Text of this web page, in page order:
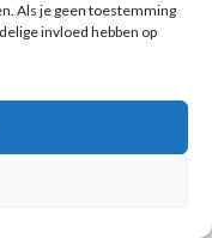
Als je geen toestemming
invloed hebben op